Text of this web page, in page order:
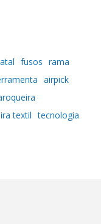
fusos rama
airpick
textil tecnologia